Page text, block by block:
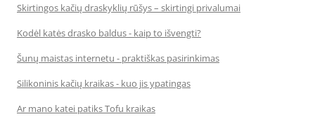
Skirtingos kačių draskyklių rūšys – skirtingi privalumai
Kodėl katės drasko baldus - kaip to išvengti?
Šunų maistas internetu - praktiškas pasirinkimas
Silikoninis kačių kraikas - kuo jis ypatingas
Ar mano katei patiks Tofu kraikas